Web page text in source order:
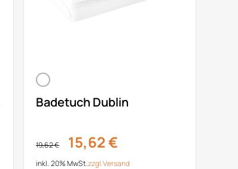
Badetuch Dublin
19,62 € 15,62 €
inkl. 20% MwSt.zzgl.Versand